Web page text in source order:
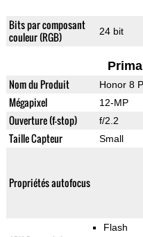
Bits par composant
couleur (RGB)
24 bit
Nom du Produit Honor 8
Mégapixel 12-MP
Ouverture (f-stop) f/2.2
Taille Capteur Small
Propriétés autofocus
Flash